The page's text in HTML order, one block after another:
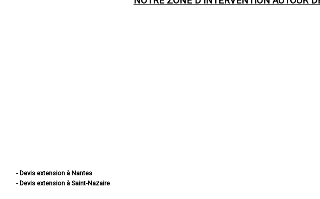
- Devis extension à Nantes
- Devis extension à Saint-Nazaire